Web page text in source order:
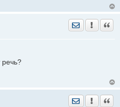
Отправить
речь?
Отправить